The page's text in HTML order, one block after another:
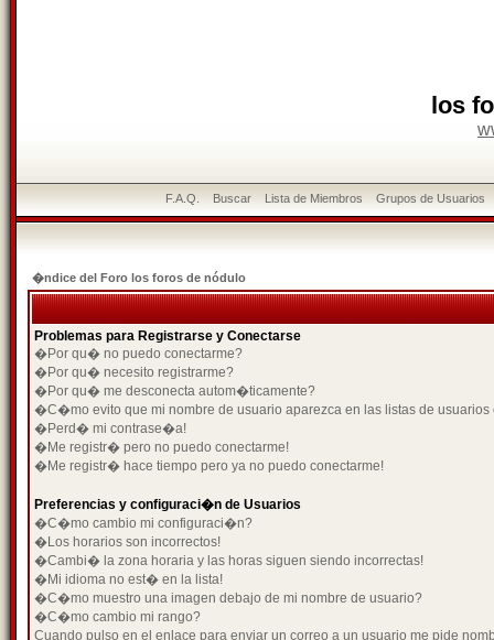
los
F.A.Q. Buscar Lista de Miembros Grupos de Usuarios
�ndice del Foro los foros de nódulo
Problemas para Registrarse y Conectarse
�Por qu� no puedo conectarme?
�Por qu� necesito registrarme?
�Por qu� me desconecta autom�ticamente?
�C�mo evito que mi nombre de usuario aparezca en las listas de usuarios
�Perd� mi contrase�a!
�Me registr� pero no puedo conectarme!
�Me registr� hace tiempo pero ya no puedo conectarme!
Preferencias y configuraci�n de Usuarios
�C�mo cambio mi configuraci�n?
�Los horarios son incorrectos!
�Cambi� la zona horaria y las horas siguen siendo incorrectas!
�Mi idioma no est� en la lista!
�C�mo muestro una imagen debajo de mi nombre de usuario?
�C�mo cambio mi rango?
Cuando pulso en el enlace para enviar un correo a un usuario me pide